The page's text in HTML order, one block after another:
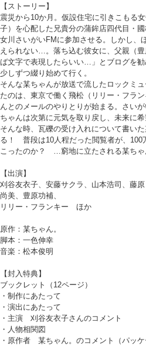
【ストーリー】
震災から10か月。仮設住宅に引きこもる
子）を心配した兄貴分の蒲鉾店四代目・
女川さいがいFMに参加させる。しかし、
えられない…。落ち込む彼女に、父親（
ば文字で表現したらいい…」とブログを
少しずつ綴り始めて行く。
そんな某ちゃんが放送で流したロックミ
たのは、東京で働く飛松（リリー・フラ
んとのメールのやりとりが始まる。さい
ちゃんは次第に元気を取り戻し、未来に希
そんな時、瓦礫の受け入れについて書い
る！ 普段は10人程だった閲覧者が、
こったのか？ …窮地に立たされる某ち
【出演】
刈谷友衣子、安藤サクラ、山本浩司、藤
尚美、豊原功補、
リリー・フランキー ほか
原作：某ちゃん。
脚本：一色伸幸
音楽：松本俊明
【封入特典】
ブックレット（12ページ）
・制作にあたって
・演出にあたって
・主演 刈谷友衣子さんのコメント
・人物相関図
・原作者 某ちゃん。のコメント（パッ